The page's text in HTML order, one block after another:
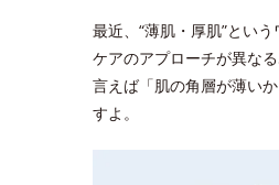
最近、“薄肌・厚肌”とい
ケアのアプローチが異な
言えば「肌の角層が薄い
すよ。